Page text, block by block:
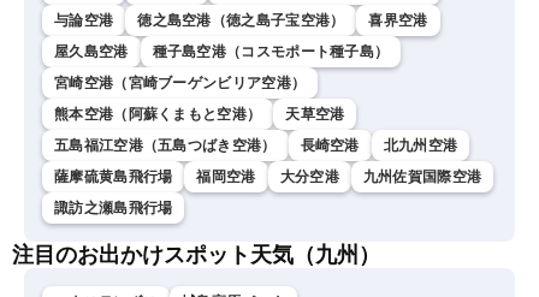
与論空港
徳之島空港（徳之島子宝空港）
喜界空港
屋久島空港
種子島空港（コスモポート種子島）
宮崎空港（宮崎ブーゲンビリア空港）
熊本空港（阿蘇くまもと空港）
天草空港
五島福江空港（五島つばき空港）
長崎空港
北九州空港
薩摩硫黄島飛行場
福岡空港 大分空港
九州佐賀国際空港
諏訪之瀬島飛行場
注目のお出かけスポット天気（九州）